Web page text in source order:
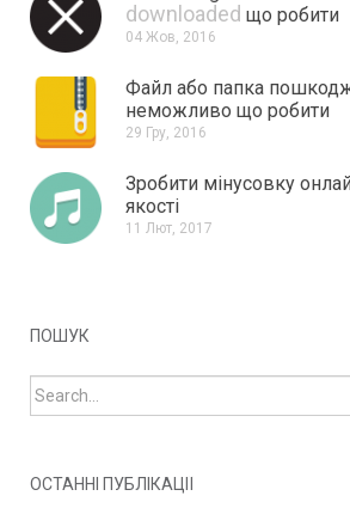
downloaded що робити
04 Жов, 2016
Файл або папка
неможливо що робити
29 Гру, 2016
Зробити мінусовку
якості
11 Лют, 2017
ПОШУК
Search for:
ОСТАННІ ПУБЛІКАЦІЇ